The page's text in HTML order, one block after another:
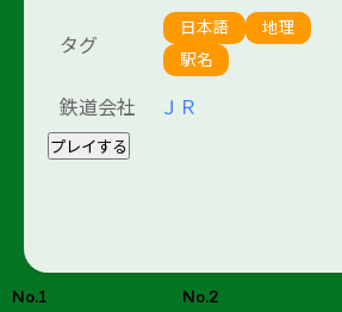
タグ
日本語
地理
駅名
鉄道会社 ＪＲ
プレイする
No.1
No.2